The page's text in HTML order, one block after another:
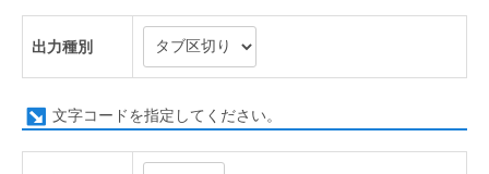
出力種別
文字コードを指定してください。